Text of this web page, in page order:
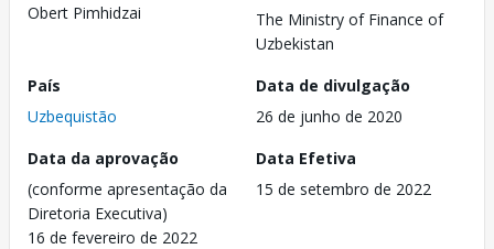
Obert Pimhidzai
The Ministry of Finance of
Uzbekistan
País
Uzbequistão
Data de divulgação
26 de junho de 2020
Data da aprovação
(conforme apresentação da
Diretoria Executiva)
16 de fevereiro de 2022
Data Efetiva
15 de setembro de 2022